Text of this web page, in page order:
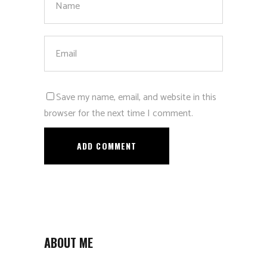
Save my name, email, and website in this
browser for the next time I comment.
ABOUT ME